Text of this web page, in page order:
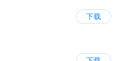
下载